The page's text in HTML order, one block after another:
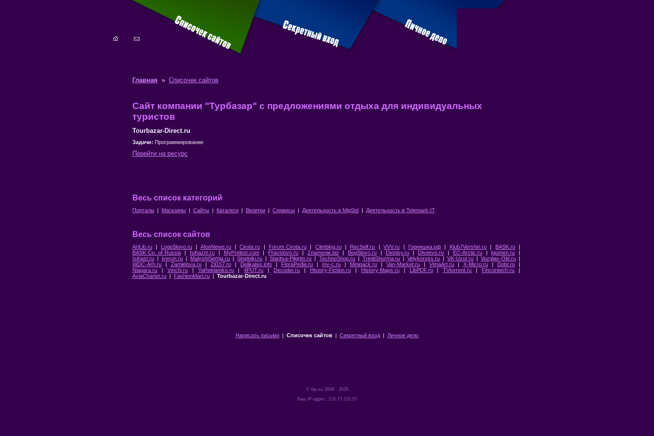
Главная » Списочек сайтов
Сайт компании "Турбазар" с предложениями отдыха для индивидуальных
туристов
Tourbazar-Direct.ru
Задачи: Программирование
Перейти на ресурс
Весь список категорий
Порталы | Магазины | Сайты | Каталоги | Визитки | Сервисы | Деятельность в MigStd | Деятельность в Telemark-IT
Весь список сайтов
ArtLib.ru | LogoSlovo.ru| AfonNews.ru|Cirota.ru | Forum Cirota.ru| Climbing.ru| RecSelf.ru |VVV.ru | Горняшка.рф | Klub7Vershin.ru| BASK.ru|
BASK Co. of Russia| Isihazm.ru | MyPrelest.com| Pravslovo.ru | Znamenie.biz | BogSlovo.ru | Dionisy.ru| Diveevo.ru | EC-Arctic.ru| Igumen.ru |
Isihast.ru | Iveron.ru | MalyshISemja.ru |Sinelniki.ru |Staritsa-Pilgrim.ru | TechnoShop.ru| TrinitiShurma.ru| Velykoross.ru| VK-Uzor.ru| Vozglas-Old.ru|
WDC-Arh.ru | Zamlelova.ru | Zil157.ru | Delikates.info | FloraPedia.ru | Inv-c.ru | Minipack.ru | Van-Market.ru | VimaArt.ru | X-Micro.ru | Dobr.ru |
Niagara.ru | Vinchi.ru| YaReklamko.ru|4PUT.ru | Decoder.ru | History-Fiction.ru| History-Maps.ru| LibPDF.ru|TVtorrent.ru | Fincontech.ru |
AviaCharter.ru | FashionMart.ru | Tourbazar-Direct.ru
Написать письмо | Списочек сайтов | Секретный вход | Личное дело
© Ilja.su2008 - 2026
Ваш IP-адрес: 216.73.216.57